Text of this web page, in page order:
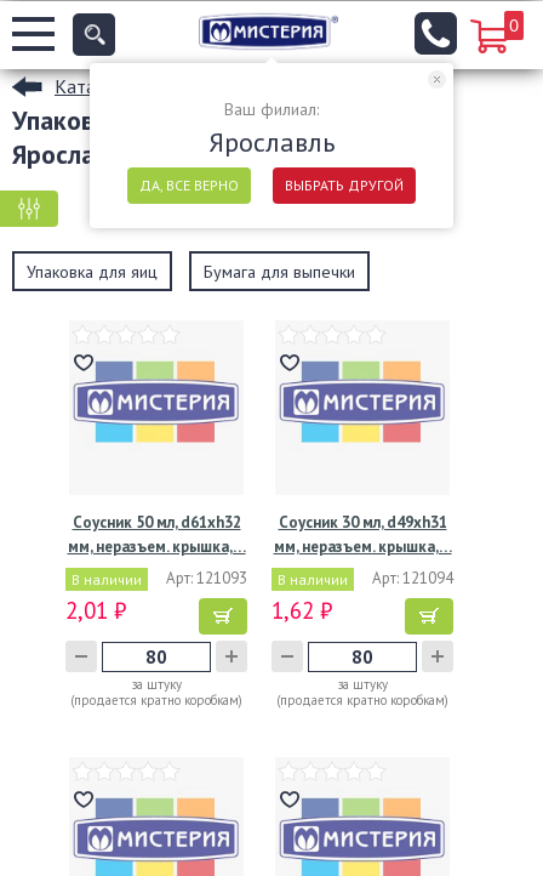
Ваш филиал:
Ярославль
ДА, ВСЕ ВЕРНО ВЫБРАТЬ ДРУГОЙ
0
Каталог
Упаковка для пищевых продуктов в
Ярославле
Упаковка для яиц Бумага для выпечки
Соусник 50 мл, d61хh32
мм, неразъем. крышка,…
В наличии Арт: 121093
2,01 ₽
за штуку
(продается кратно коробкам)
Соусник 30 мл, d49хh31
мм, неразъем. крышка,…
В наличии Арт: 121094
1,62 ₽
за штуку
(продается кратно коробкам)